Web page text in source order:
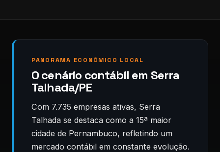
PANORAMA ECONÔMICO LOCAL
O cenário contábil em Serra
Talhada/PE
Com 7.735 empresas ativas, Serra
Talhada se destaca como a 15ª maior
cidade de Pernambuco, refletindo um
mercado contábil em constante evolução.